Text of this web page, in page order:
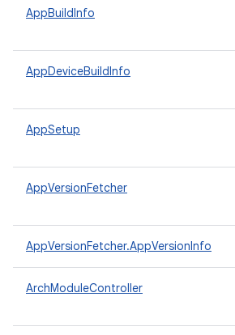
AppBuildInfo
AppDeviceBuildInfo
AppSetup
AppVersionFetcher
AppVersionFetcher.AppVersionInfo
ArchModuleController